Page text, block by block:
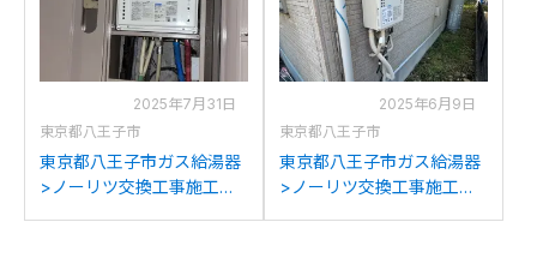
1BLへの交換
2025年7月31日
東京都八王子市
東京都八王子市ガス給湯器
>ノーリツ交換工事施工事
2025年6月9日
東京都八王子市
東京都八王子市ガス給湯器
>ノーリツ交換工事施工事